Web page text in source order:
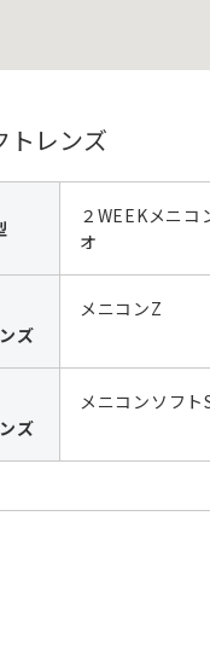
トレンズ
２WEEKメニ
オ
ズ
メニコンZ
ズ
メニコンソフト